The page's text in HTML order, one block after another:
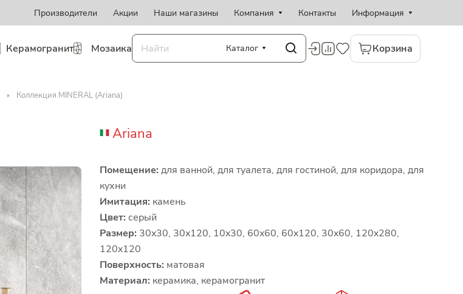
Производители Акции Наши магазины Компания Контакты Информация
Керамогранит Мозаика Каталог Корзина
Коллекция MINERAL (Ariana)
Ariana
Помещение: для ванной, для туалета, для гостиной, для коридора, для
кухни
Имитация: камень
Цвет: серый
Размер: 30x30, 30x120, 10x30, 60x60, 60x120, 30x60, 120x280,
120x120
Поверхность: матовая
Материал: керамика, керамогранит